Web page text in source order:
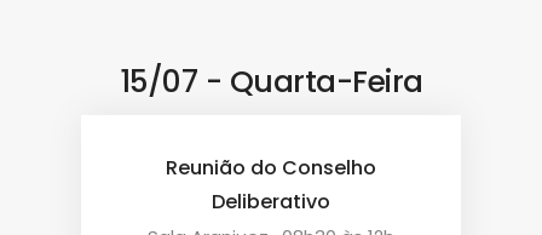
15/07 - Quarta-Feira
Reunião do Conselho
Deliberativo